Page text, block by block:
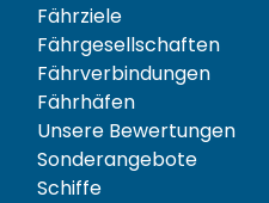
Fährziele
Fährgesellschaften
Fährverbindungen
Fährhäfen
Unsere Bewertungen
Sonderangebote
Schiffe